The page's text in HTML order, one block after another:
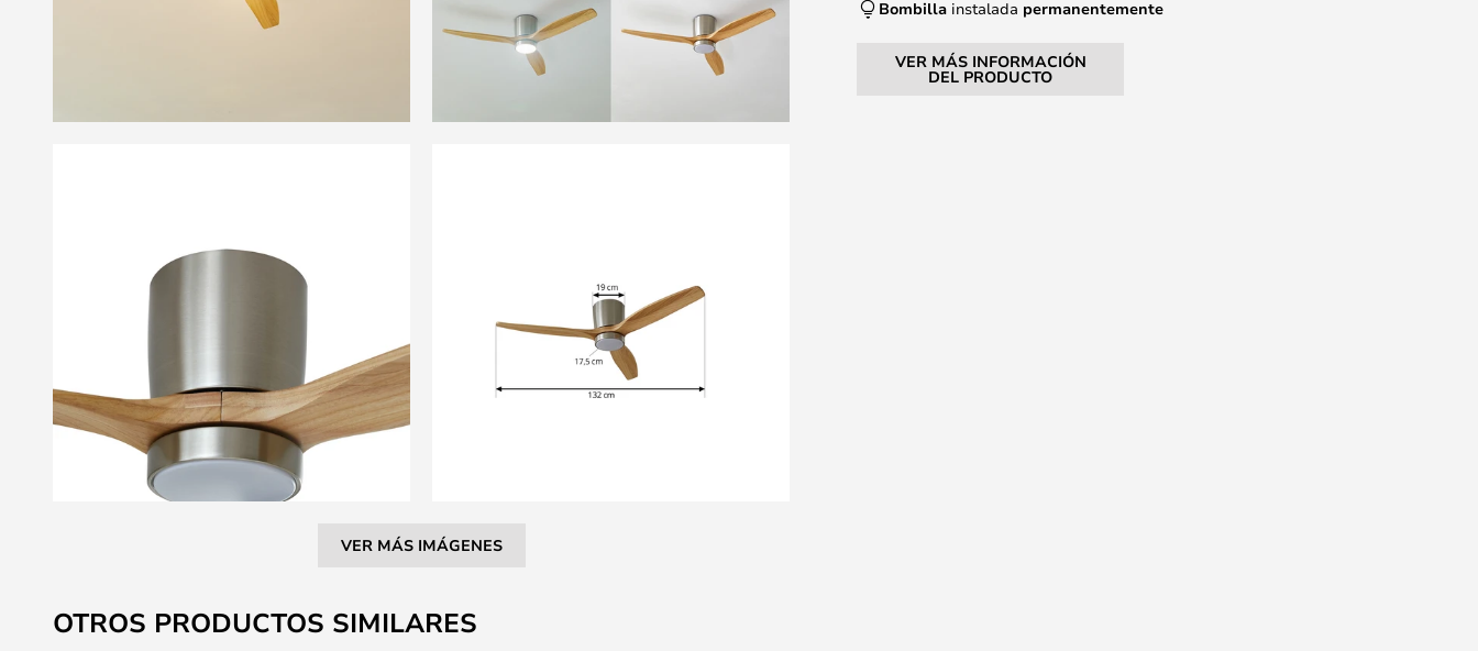
VER MÁS IMÁGENES
al
comienzo
Bombilla instalada permanentemente
VER MÁS INFORMACIÓN
DEL PRODUCTO
OTROS PRODUCTOS SIMILARES